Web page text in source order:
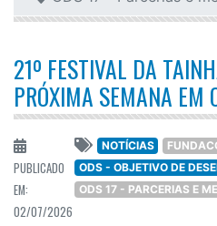
21º FESTIVAL DA
PRÓXIMA SEMANA EM
PUBLICADO
EM:
02/07/2026
NOTÍCIAS
ODS - OBJETIVO DE
ODS 17 - PARCERIAS E